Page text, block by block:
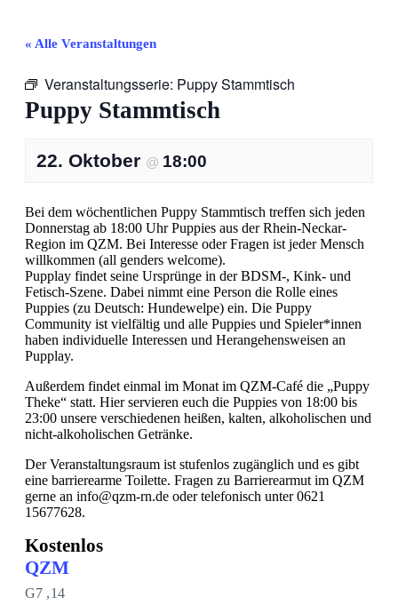
« Alle Veranstaltungen
Veranstaltungsserie: Puppy Stammtisch
Puppy Stammtisch
22. Oktober @ 18:00
Bei dem wöchentlichen Puppy Stammtisch treffen sich jeden
Donnerstag ab 18:00 Uhr Puppies aus der Rhein-Neckar-
Region im QZM. Bei Interesse oder Fragen ist jeder Mensch
willkommen (all genders welcome).
Pupplay findet seine Ursprünge in der BDSM-, Kink- und
Fetisch-Szene. Dabei nimmt eine Person die Rolle eines
Puppies (zu Deutsch: Hundewelpe) ein. Die Puppy
Community ist vielfältig und alle Puppies und Spieler*innen
haben individuelle Interessen und Herangehensweisen an
Pupplay.
Außerdem findet einmal im Monat im QZM-Café die „Puppy
Theke“ statt. Hier servieren euch die Puppies von 18:00 bis
23:00 unsere verschiedenen heißen, kalten, alkoholischen und
nicht-alkoholischen Getränke.
Der Veranstaltungsraum ist stufenlos zugänglich und es gibt
eine barrierearme Toilette. Fragen zu Barrierearmut im QZM
gerne an info@qzm-rn.de oder telefonisch unter 0621
15677628.
Kostenlos
QZM
G7 ,14